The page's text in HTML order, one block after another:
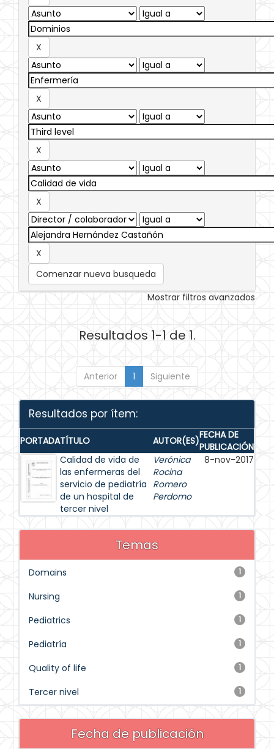
Comenzar nueva busqueda
Mostrar filtros avanzados
Resultados 1-1 de 1.
Anterior 1 Siguiente
Resultados por ítem:
PORTADATÍTULO AUTOR(ES)FECHA DE
PUBLICACIÓN
Calidad de vida de
las enfermeras del
servicio de pediatría
de un hospital de
tercer nivel
Verónica
Rocina
Romero
Perdomo
8-nov-2017
Temas
1
Domains
1
Nursing
1
Pediatrics
1
Pediatría
1
Quality of life
1
Tercer nivel
Fecha de publicación